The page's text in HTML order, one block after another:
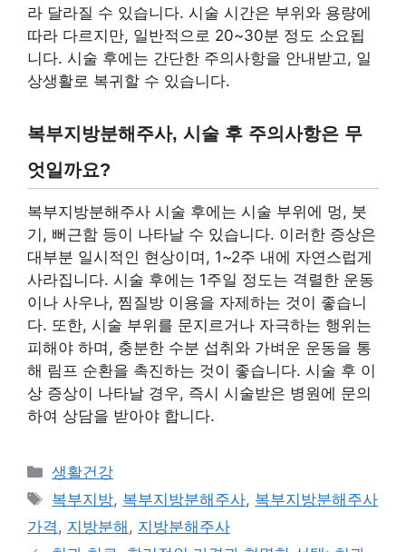
라 달라질 수 있습니다. 시술 시간은 부위와 용량에
따라 다르지만, 일반적으로 20~30분 정도 소요됩
니다. 시술 후에는 간단한 주의사항을 안내받고, 일
상생활로 복귀할 수 있습니다.
복부지방분해주사, 시술 후 주의사항은 무
엇일까요?
복부지방분해주사 시술 후에는 시술 부위에 멍, 붓
기, 뻐근함 등이 나타날 수 있습니다. 이러한 증상은
대부분 일시적인 현상이며, 1~2주 내에 자연스럽게
사라집니다. 시술 후에는 1주일 정도는 격렬한 운동
이나 사우나, 찜질방 이용을 자제하는 것이 좋습니
다. 또한, 시술 부위를 문지르거나 자극하는 행위는
피해야 하며, 충분한 수분 섭취와 가벼운 운동을 통
해 림프 순환을 촉진하는 것이 좋습니다. 시술 후 이
상 증상이 나타날 경우, 즉시 시술받은 병원에 문의
하여 상담을 받아야 합니다.
Categories
생활건강
Tags
복부지방, 복부지방분해주사, 복부지방분해주사
가격, 지방분해 , 지방분해주사